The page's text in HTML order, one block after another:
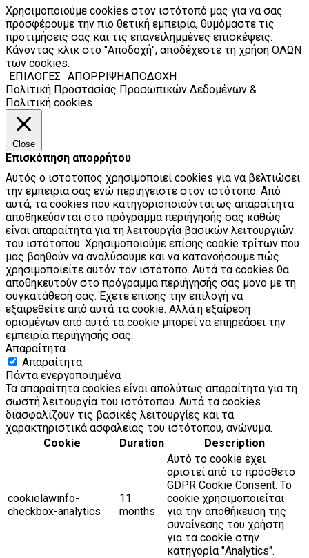
Χρησιμοποιούμε cookies στον ιστότοπό μας για να σας
προσφέρουμε την πιο θετική εμπειρία, θυμόμαστε τις
προτιμήσεις σας και τις επανειλημμένες επισκέψεις.
Κάνοντας κλικ στο "Αποδοχή", αποδέχεστε τη χρήση ΟΛΩΝ
των cookies.
ΕΠΙΛΟΓΕΣ ΑΠΟΡΡΙΨΗΑΠΟΔΟΧΗ
Πολιτική Προστασίας Προσωπικών Δεδομένων &
Πολιτική cookies
Close
Επισκόπηση απορρήτου
Αυτός ο ιστότοπος χρησιμοποιεί cookies για να βελτιώσει
την εμπειρία σας ενώ περιηγείστε στον ιστότοπο. Από
αυτά, τα cookies που κατηγοριοποιούνται ως απαραίτητα
αποθηκεύονται στο πρόγραμμα περιήγησής σας καθώς
είναι απαραίτητα για τη λειτουργία βασικών λειτουργιών
του ιστότοπου. Χρησιμοποιούμε επίσης cookie τρίτων που
μας βοηθούν να αναλύσουμε και να κατανοήσουμε πώς
χρησιμοποιείτε αυτόν τον ιστότοπο. Αυτά τα cookies θα
αποθηκευτούν στο πρόγραμμα περιήγησής σας μόνο με τη
συγκατάθεσή σας. Έχετε επίσης την επιλογή να
εξαιρεθείτε από αυτά τα cookie. Αλλά η εξαίρεση
ορισμένων από αυτά τα cookie μπορεί να επηρεάσει την
εμπειρία περιήγησής σας.
Απαραίτητα
Απαραίτητα
Πάντα ενεργοποιημένα
Τα απαραίτητα cookies είναι απολύτως απαραίτητα για τη
σωστή λειτουργία του ιστότοπου. Αυτά τα cookies
διασφαλίζουν τις βασικές λειτουργίες και τα
χαρακτηριστικά ασφαλείας του ιστότοπου, ανώνυμα.
Cookie
Duration Description
cookielawinfo-
checkbox-analytics
11
months
Αυτό το cookie έχει
οριστεί από το πρόσθετο
GDPR Cookie Consent. Το
cookie χρησιμοποιείται
για την αποθήκευση της
συναίνεσης του χρήστη
για τα cookie στην
κατηγορία "Analytics".